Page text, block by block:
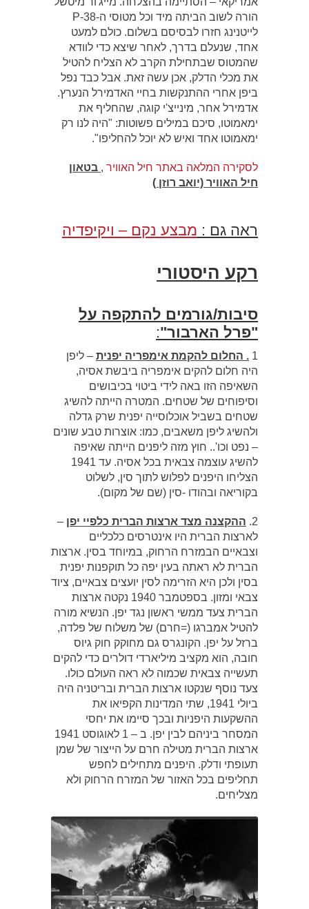
הורה לשוב הביתה מיד וכל מטוסי ה-P-38
לייטנינג חזרו לבסיסם בשלום. כולם למעט
אחד, שנעלם בדרך, לאחר שיצא כדי לוודא
שהמטוס שבתחילת הקרב לא הצליח להטיל
את מכלי הדלק, אכן עשה זאת. אבל כבד נפל
ביפן אחרי ההתנקשות בחיי האדמירל הנערץ.
אדמירל אחר, מינייצ'י קוגה, שהחליף את
ימאמוטו, סיכם במילים פשוטות: "היה לנו רק
ימאמוטו אחד ואיש לא יוכל להחליפו".
לסקירה המלאה באתר חיל האוויר , בטאון
חיל האוויר (יואב רוזן )
ראה גם : מבצע נקם – ויקיפדיה
רקע היסטורי
סיבות/גורמים להתקפה על
"פרל הארבור":
1 . החלום להקמת אימפריה יפנית – ליפן
היה חלום להקים אימפריה ביבשת אסיה,
השאיפה הזו באה לידי ביטוי בכיבושים
וסיפוחים של שטחים. המטרה הייתה להשיג
שטחים בשביל אוכלוסייה יפנית שרק גדלה
ולהשיג ליפן משאבים, כמו: אוצרות טבע שונים
– נפט וכו'.. חוץ מזה ליפנים הייתה שאיפה
להשיג עוצמה צבאית בכל אסיה. עד 1941
הצליחו היפנים לפלוש לתוך סין, לשלוט
בקוריאה ובהודו -סין (שם של מקום).
2. ההקצנה מצד ארצות הברית כלפיי יפן –
לארצות הברית היו אינטרסים כלכליים
וצבאיים הבמזרח הרחוק, במיוחד בסין. ארצות
הברית לא ראתה בעין יפה כל תוקפנות יפנית
בסין ולכן היא הזרימה לסין יועצים צבאיים, ציוד
צבאי ומזון. בספטמבר 1940 נקטה ארצות
הברית צעד ממשי ראשון נגד יפן. הנשיא מורה
להטיל אמברגו (=חרם) של משלוח של פלדה,
ברזל על יפן. הקונגרס גם מחוקק חוק גיוס
חובה, הוא מקציב מיליארדי דולרים כדי להקים
תעשייה צבאית שכמוה לא ראה העולם כולו.
צעד נוסף שנקטו ארצות הברית ובריטניה היה
ביולי 1941, שתי המדינות הקפיאו את
ההשקעות היפניות ובכך סיימו את יחסי
המסחר ביניהם לבין יפן. ב – 1 לאוגוסט 1941
ארצות הברית מטילה חרם על הייצור של שמן
תעופתי ודלק. היפנים מתחילים לחפש
תחליפים בכל האזור של המזרח הרחוק ולא
מצליחים.